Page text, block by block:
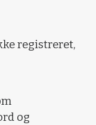
registreret,
og